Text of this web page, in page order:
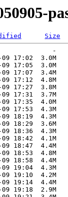
Size
-
09 17:02  3.0M
09 17:05  3.0M
09 17:07  3.4M
09 17:12  4.8M
09 17:27  3.8M
09 17:31  3.7M
09 17:35  4.0M
09 17:53  4.3M
09 18:19  4.3M
09 18:29  3.6M
09 18:36  4.3M
09 18:42  4.1M
09 18:47  4.4M
09 18:53  4.8M
09 18:58  4.4M
09 19:04  4.3M
09 19:10  4.2M
09 19:14  4.4M
09 19:18  2.9M